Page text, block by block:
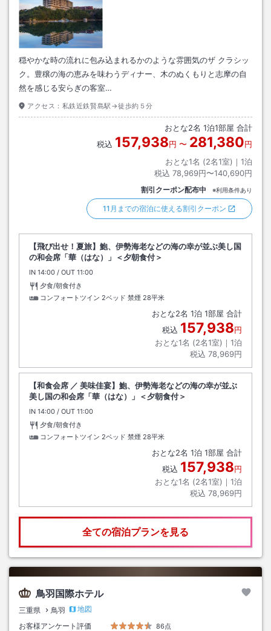
穏やかな時の流れに包み込まれるかのような雰囲気のザ クラシッ
ク。豊穣の海の恵みを味わうディナー、木のぬくもりと志摩の自
然を感じる安らぎの客室…
アクセス： 私鉄近鉄賢島駅→徒歩約５分
おとな2名 1泊1部屋 合計
税込 157,938円 〜 281,380円
おとな1名 (2名1室)｜ 1泊
税込 78,969円〜140,690円
割引クーポン配布中 ※利用条件あり
11月までの宿泊に使える割引クーポン
【飛び出せ！夏旅】鮑、伊勢海老などの海の幸が並ぶ美し国
の和会席「華（はな）」＜夕朝食付＞
IN チェックイン
14:00 / OUT チェックアウト
11:00
夕食/朝食付き
コンフォートツイン 2ベッド 禁煙 28平米
おとな2名 1泊 1部屋 合計
税込 157,938円
おとな1名 (2名1室)｜ 1泊
税込 78,969円
【和食会席 ／ 美味佳宴】鮑、伊勢海老などの海の幸が並ぶ
美し国の和会席「華（はな）」＜夕朝食付＞
IN チェックイン
14:00 / OUT チェックアウト
11:00
夕食/朝食付き
コンフォートツイン 2ベッド 禁煙 28平米
おとな2名 1泊 1部屋 合計
税込 157,938円
おとな1名 (2名1室)｜ 1泊
税込 78,969円
全ての宿泊プランを見る
鳥羽国際ホテル
三重県 鳥羽
地図
お客様アンケート評価
86点